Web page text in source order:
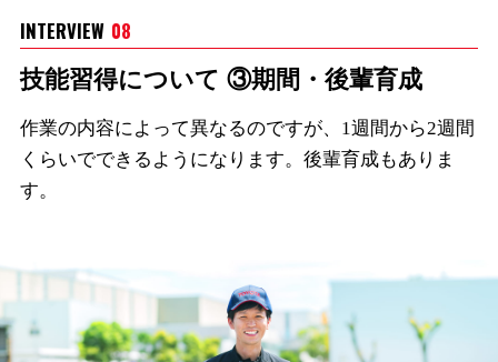
INTERVIEW 08
技能習得について ③期間・後輩育成
作業の内容によって異なるのですが、1週間から2週間
くらいでできるようになります。後輩育成もありま
す。